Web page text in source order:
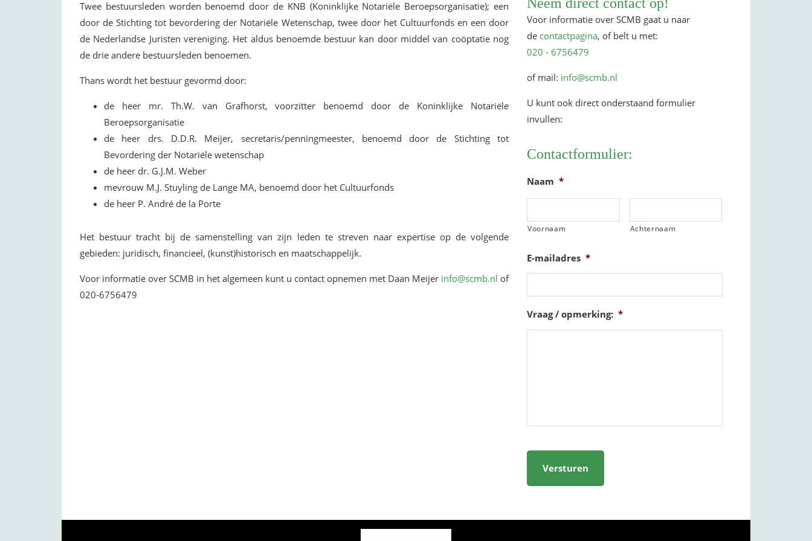
Twee bestuursleden worden benoemd door de KNB (Koninklijke Notariële Beroepsorganisatie); een
door de Stichting tot bevordering der Notariële Wetenschap, twee door het Cultuurfonds en een door
de Nederlandse Juristen vereniging. Het aldus benoemde bestuur kan door middel van coöptatie nog
de drie andere bestuursleden benoemen.
Thans wordt het bestuur gevormd door:
de heer mr. Th.W. van Grafhorst, voorzitter benoemd door de Koninklijke Notariële
Beroepsorganisatie
de heer drs. D.D.R. Meijer, secretaris/penningmeester, benoemd door de Stichting tot
Bevordering der Notariële wetenschap
de heer dr. G.J.M. Weber
mevrouw M.J. Stuyling de Lange MA, benoemd door het Cultuurfonds
de heer P. André de la Porte
Het bestuur tracht bij de samenstelling van zijn leden te streven naar expertise op de volgende
gebieden: juridisch, financieel, (kunst)historisch en maatschappelijk.
Voor informatie over SCMB in het algemeen kunt u contact opnemen met Daan Meijer info@scmb.nl of
020-6756479
website
Voor informatie over SCMB gaat u naar
de contactpagina, of belt u met:
020 - 6756479
of mail: info@scmb.nl
U kunt ook direct onderstaand formulier
invullen:
Contactformulier:
Naam *
Voornaam Achternaam
E-mailadres *
Vraag / opmerking: *